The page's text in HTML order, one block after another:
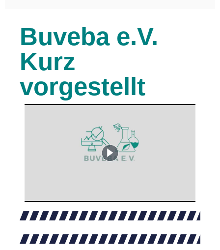
Buveba e.V.
Kurz
vorgestellt